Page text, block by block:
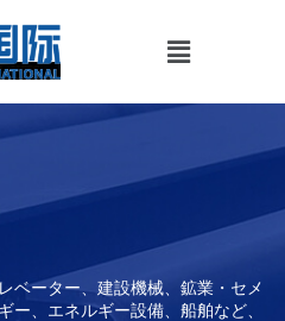
ベーター、建設機械、鉱業・セメ
ー、エネルギー設備、船舶など、